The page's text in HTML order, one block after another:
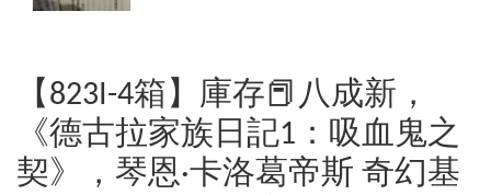
【823I-4箱】庫存📕八成新，
《德古拉家族日記1：吸血鬼之
契》，琴恩·卡洛葛帝斯 奇幻基